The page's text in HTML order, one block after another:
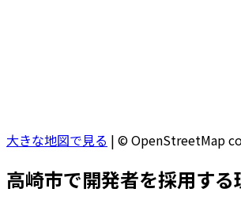
大きな地図で見る | © OpenStreetMap
高崎市で開発者を採用する